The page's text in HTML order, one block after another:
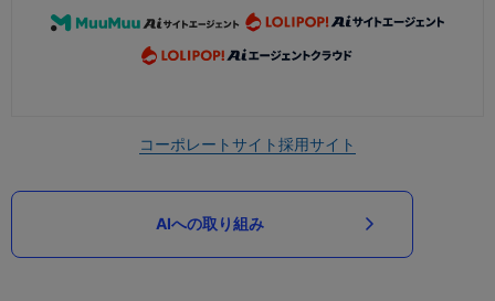
コーポレートサイト採用サイト
AIへの取り組み